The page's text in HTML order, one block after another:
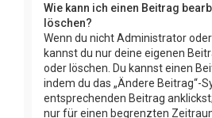
Wie kann ich einen Beitrag
löschen?
Wenn du nicht Administrator
kannst du nur deine eigenen
oder löschen. Du kannst einen
indem du das „Ändere Beitrag“-
entsprechenden Beitrag
nur für einen begrenzten